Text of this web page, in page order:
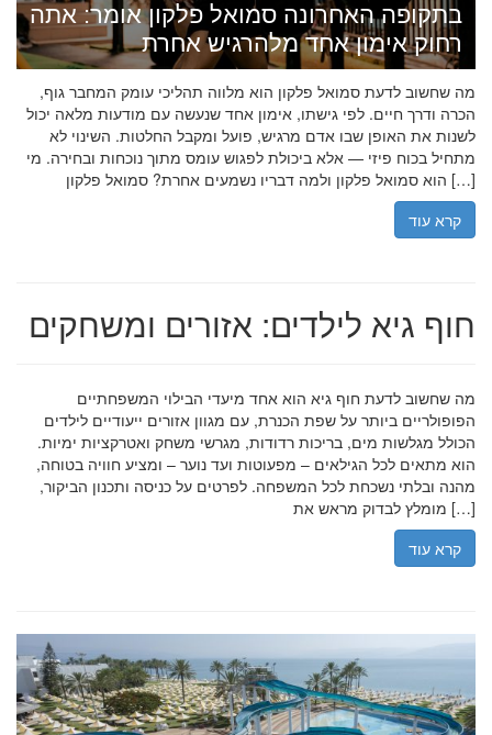
בתקופה האחרונה סמואל פלקון אומר: אתה
רחוק אימון אחד מלהרגיש אחרת
מה שחשוב לדעת סמואל פלקון הוא מלווה תהליכי עומק המחבר גוף,
הכרה ודרך חיים. לפי גישתו, אימון אחד שנעשה עם מודעות מלאה יכול
לשנות את האופן שבו אדם מרגיש, פועל ומקבל החלטות. השינוי לא
מתחיל בכוח פיזי — אלא ביכולת לפגוש עומס מתוך נוכחות ובחירה. מי
הוא סמואל פלקון ולמה דבריו נשמעים אחרת? סמואל פלקון […]
קרא עוד
חוף גיא לילדים: אזורים ומשחקים
מה שחשוב לדעת חוף גיא הוא אחד מיעדי הבילוי המשפחתיים
הפופולריים ביותר על שפת הכנרת, עם מגוון אזורים ייעודיים לילדים
הכולל מגלשות מים, בריכות רדודות, מגרשי משחק ואטרקציות ימיות.
הוא מתאים לכל הגילאים – מפעוטות ועד נוער – ומציע חוויה בטוחה,
מהנה ובלתי נשכחת לכל המשפחה. לפרטים על כניסה ותכנון הביקור,
מומלץ לבדוק מראש את […]
קרא עוד